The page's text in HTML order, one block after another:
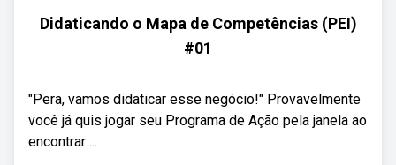
Didaticando o Mapa de Competências (PEI)
#01
"Pera, vamos didaticar esse negócio!" Provavelmente
você já quis jogar seu Programa de Ação pela janela ao
encontrar ...